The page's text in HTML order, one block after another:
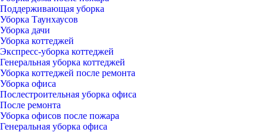
Поддерживающая уборка
Уборка Таунхаусов
Уборка дачи
Уборка коттеджей
Экспресс-уборка коттеджей
Генеральная уборка коттеджей
Уборка коттеджей после ремонта
Уборка офиса
Послестроительная уборка офиса
После ремонта
Уборка офисов после пожара
Генеральная уборка офиса